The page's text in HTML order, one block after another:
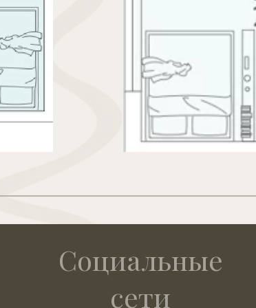
Социальные
сети